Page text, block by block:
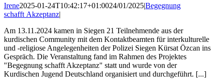
Irene2025-01-24T10:42:17+01:0024/01/2025|Begegnung
schafft Akzeptanz|
Am 13.11.2024 kamen in Siegen 21 Teilnehmende aus der
kurdischen Community mit dem Kontaktbeamten für interkulturelle
und -religiose Angelegenheiten der Polizei Siegen Kürsat Özcan ins
Gespräch. Die Veranstaltung fand im Rahmen des Projektes
"Begegnung schafft Akzeptanz" statt und wurde von der
Kurdischen Jugend Deutschland organisiert und durchgeführt. [...]